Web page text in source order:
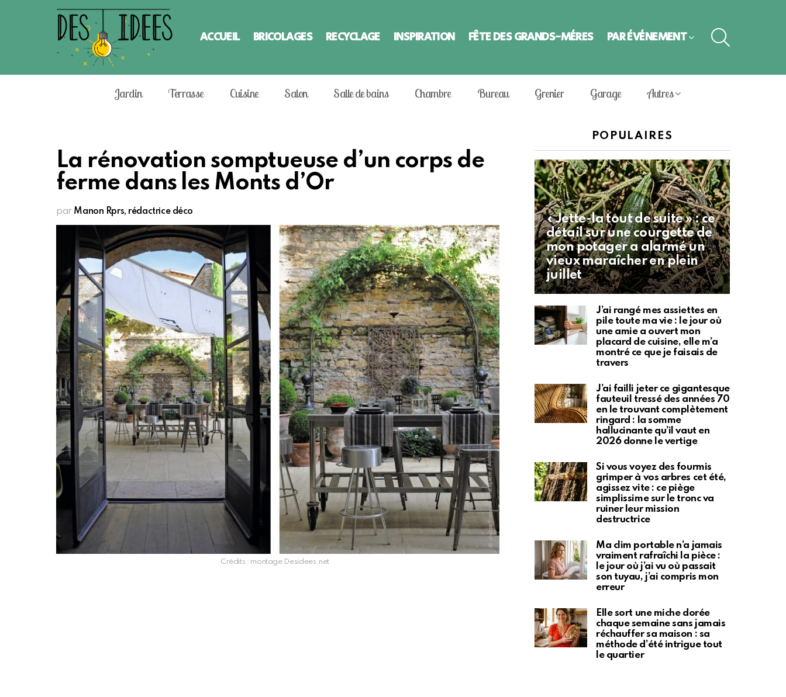
ACCUEIL BRICOLAGES RECYCLAGE INSPIRATION FÊTE DES GRANDS-MÈRES PAR ÉVÈNEMENT
Jardin Terrasse Cuisine Salon Salle de bains Chambre Bureau Grenier Garage Autres
La rénovation somptueuse d’un corps de
ferme dans les Monts d’Or
par Manon Rprs, rédactrice déco
Crédits : montage Desidees.net
POPULAIRES
« Jette-la tout de suite » : ce
détail sur une courgette de
mon potager a alarmé un
vieux maraîcher en plein
juillet
J’ai rangé mes assiettes en
pile toute ma vie : le jour où
une amie a ouvert mon
placard de cuisine, elle m’a
montré ce que je faisais de
travers
J’ai failli jeter ce gigantesque
fauteuil tressé des années 70
en le trouvant complètement
ringard : la somme
hallucinante qu’il vaut en
2026 donne le vertige
Si vous voyez des fourmis
grimper à vos arbres cet été,
agissez vite : ce piège
simplissime sur le tronc va
ruiner leur mission
destructrice
Ma clim portable n’a jamais
vraiment rafraîchi la pièce :
le jour où j’ai vu où passait
son tuyau, j’ai compris mon
erreur
Elle sort une miche dorée
chaque semaine sans jamais
réchauffer sa maison : sa
méthode d’été intrigue tout
le quartier